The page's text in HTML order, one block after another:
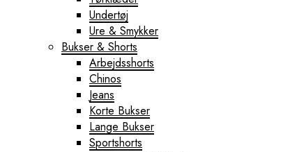
Undertøj
Ure & Smykker
Bukser & Shorts
Arbejdsshorts
Chinos
Jeans
Korte Bukser
Lange Bukser
Sportshorts